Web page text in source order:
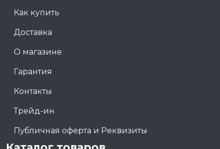
Как купить
Доставка
О магазине
Гарантия
Контакты
Трейд-ин
Публичная оферта и Реквизиты